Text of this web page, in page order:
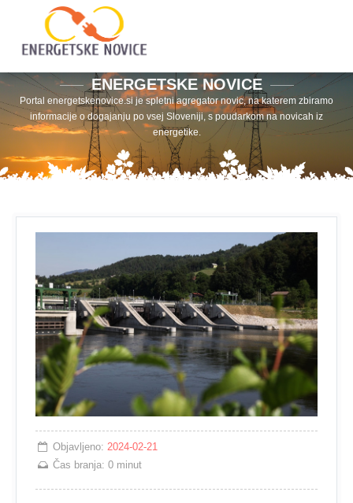
ENERGETSKE NOVICE
Portal energetskenovice.si je spletni agregator novic, na katerem zbiramo
informacije o dogajanju po vsej Sloveniji, s poudarkom na novicah iz
energetike.
Objavljeno:2024-02-21
Čas branja:0 minut